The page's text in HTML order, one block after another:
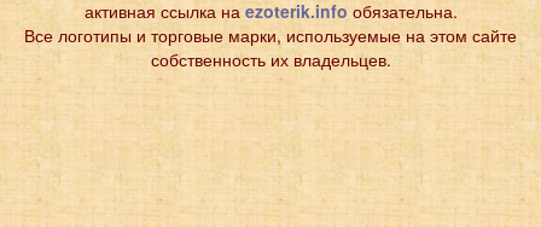
активная ссылка на ezoterik.info обязательна.
Все логотипы и торговые марки, используемые на этом сайте
собственность их владельцев.